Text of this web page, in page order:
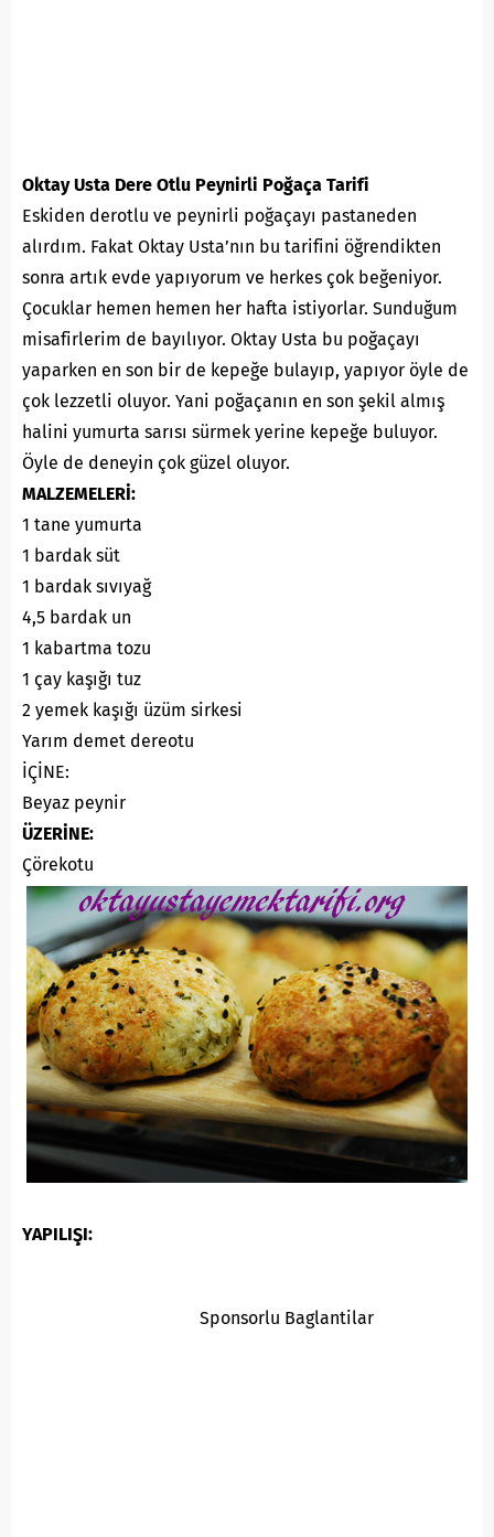
Oktay Usta Dere Otlu Peynirli Poğaça Tarifi
Eskiden derotlu ve peynirli poğaçayı pastaneden
alırdım. Fakat Oktay Usta’nın bu tarifini öğrendikten
sonra artık evde yapıyorum ve herkes çok beğeniyor.
Çocuklar hemen hemen her hafta istiyorlar. Sunduğum
misafirlerim de bayılıyor. Oktay Usta bu poğaçayı
yaparken en son bir de kepeğe bulayıp, yapıyor öyle de
çok lezzetli oluyor. Yani poğaçanın en son şekil almış
halini yumurta sarısı sürmek yerine kepeğe buluyor.
Öyle de deneyin çok güzel oluyor.
MALZEMELERİ:
1 tane yumurta
1 bardak süt
1 bardak sıvıyağ
4,5 bardak un
1 kabartma tozu
1 çay kaşığı tuz
2 yemek kaşığı üzüm sirkesi
Yarım demet dereotu
İÇİNE:
Beyaz peynir
ÜZERİNE:
Çörekotu
YAPILIŞI:
Sponsorlu Baglantilar